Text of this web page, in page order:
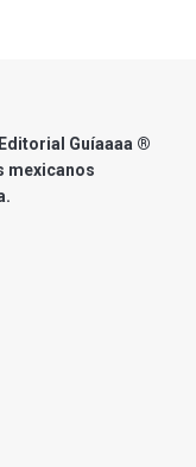
Guíaaaa ®
mexicanos